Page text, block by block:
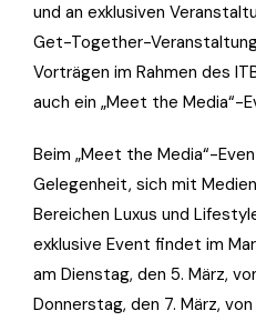
und an exklusiven
Get-Together-
Vorträgen im Rahmen des
auch ein „Meet the Media“-
Beim „Meet the Media“-
Gelegenheit, sich mit
Bereichen Luxus und
exklusive Event findet im
am Dienstag, den 5. März,
Donnerstag, den 7. März, von